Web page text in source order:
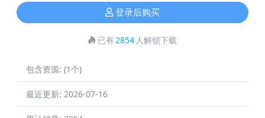
登录后购买
已有2854 人解锁下载
包含资源: (1个)
最近更新: 2026-07-16